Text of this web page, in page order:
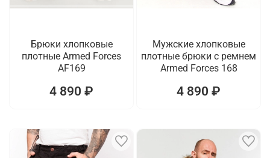
Брюки хлопковые
плотные Armed Forces
AF169
4 890 ₽
Мужские хлопковые
плотные брюки с ремнем
Armed Forces 168
4 890 ₽